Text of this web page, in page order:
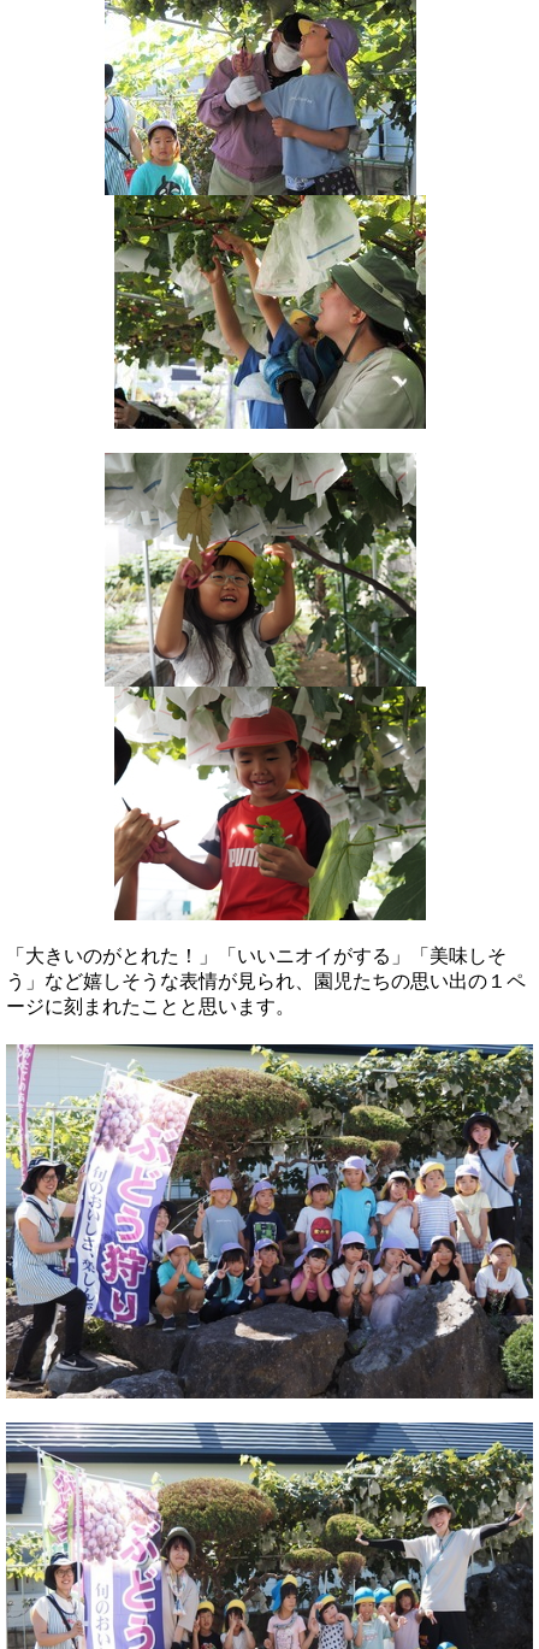
「大きいのがとれた！」「いいニオイがする」「美味しそ
う」など嬉しそうな表情が見られ、園児たちの思い出の１ペ
ージに刻まれたことと思います。